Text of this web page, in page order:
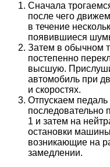
Сначала
после чего
в течение
появившиеся
Затем в обычном
постепенно
высшую.
автомобиль при
и скоростях.
Отпускаем
последовательно
1 и затем на
остановки
возникающие на
замедлении.